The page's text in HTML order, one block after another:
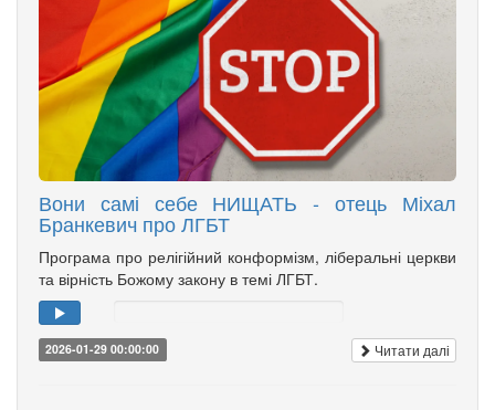
Вони самі себе НИЩАТЬ - отець Міхал
Бранкевич про ЛГБТ
Програма про релігійний конформізм, ліберальні церкви
та вірність Божому закону в темі ЛГБТ.
2026-01-29 00:00:00 Читати далі